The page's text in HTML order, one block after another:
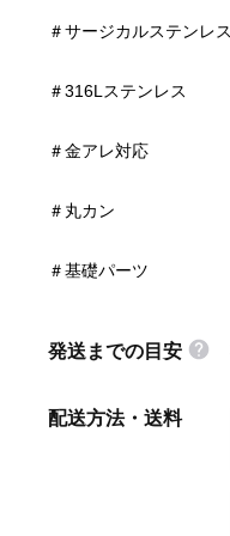
＃基礎パーツ
発送までの目安
配送方法・送料